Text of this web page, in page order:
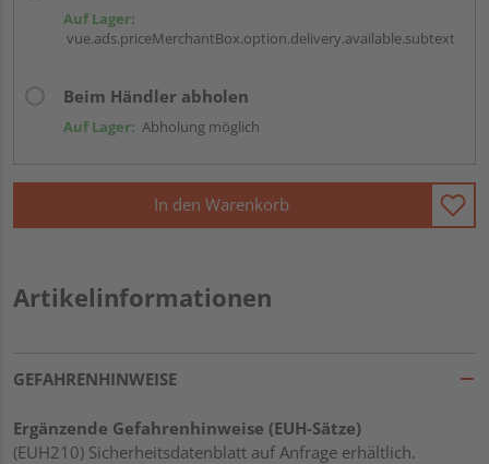
Auf Lager:
vue.ads.priceMerchantBox.option.delivery.available.subtext
Beim Händler abholen
Auf Lager: Abholung möglich
In den Warenkorb
Artikelinformationen
GEFAHRENHINWEISE
Ergänzende Gefahrenhinweise (EUH-Sätze)
(EUH210) Sicherheitsdatenblatt auf Anfrage erhältlich.